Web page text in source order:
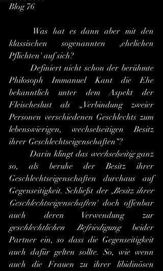
Blog 76
klassischen sogenannten ,ehelichen
Pflichten' auf sich?
	Definiert nicht schon der berühmte
Philosoph Immanuel Kant die Ehe
bekanntlich unter dem Aspekt der
Fleischeslust als „Verbindung zweier
Personen verschiedenen Geschlechts zum
lebenswierigen, wechselseitigen Besitz
ihrer Geschlechtseigenschaften“?
	Darin klingt das
wechselseitig ganz
so, als beruhe der Besitz ihrer
Geschlechtseigenschaften durchaus auf
Gegenseitigkeit. Schließt der ,Besitz ihrer
Geschlechtseigenschaften' doch offenbar
geschlechtlichen Befriedigung beider
Partner ein, so dass die Gegenseitigkeit
auch dafür gelten sollte. So, wie wenn
auch die Frauen zu ihrer libidinösen